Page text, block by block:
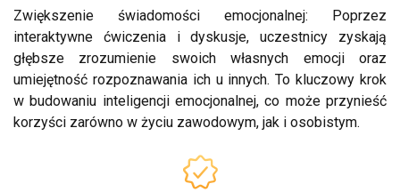
Zwiększenie świadomości emocjonalnej: Poprzez
interaktywne ćwiczenia i dyskusje, uczestnicy zyskają
głębsze zrozumienie swoich własnych emocji oraz
umiejętność rozpoznawania ich u innych. To kluczowy krok
w budowaniu inteligencji emocjonalnej, co może przynieść
korzyści zarówno w życiu zawodowym, jak i osobistym.